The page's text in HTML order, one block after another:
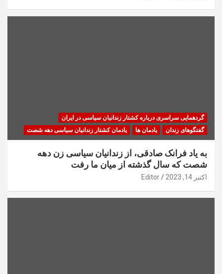
گردهمایی سراسری درباره کشتار زندانیان سیاسی در ایران
گفتگوهای زندان
یادمان ها یادمان کشتار زندانیان سیاسی دهه شصت
به یاد فرانک صادقی، از زندانیان سیاسی زن دهه
شصت که سال گذشته از میان ما رفت
اکتبر 14, 2023 Editor